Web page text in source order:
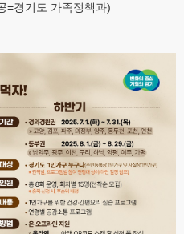
=경기도 가족정책과)